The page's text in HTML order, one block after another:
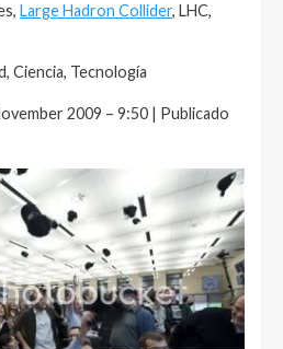
Large Hadron Collider, LHC,
Ciencia, Tecnología
2009 – 9:50 | Publicado